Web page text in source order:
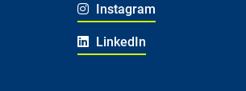
Instagram
LinkedIn